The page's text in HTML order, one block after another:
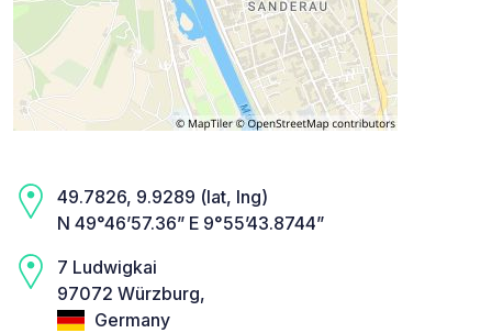
49.7826, 9.9289 (lat, lng)
N 49°46’57.36” E 9°55’43.8744”
7 Ludwigkai
97072 Würzburg,
Germany